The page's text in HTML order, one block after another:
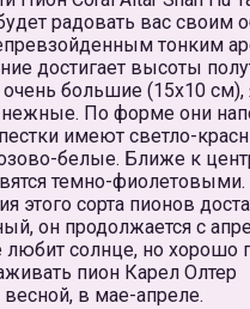
радовать вас своим
тонким
достигает высоты
большие (15х10 см),
По форме они
имеют светло-
белые. Ближе к
темно-фиолетовыми.
этого сорта пионов
он продолжается с
любит солнце, но хорошо
пион Карел Олтер
в мае-апреле.